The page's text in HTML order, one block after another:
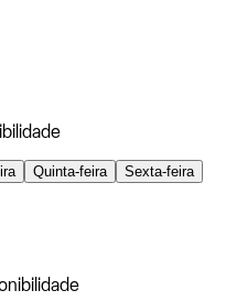
Quinta-feira
Sexta-feira